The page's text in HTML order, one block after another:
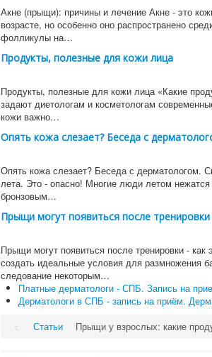
Акне (прыщи): причины и лечение Акне - это
возрасте, но особенно оно распространено
фолликулы на…
Продукты, полезные для кожи лица
Продукты, полезные для кожи лица «Какие
задают диетологам и косметологам
кожи важно…
Опять кожа слезает? Беседа с
Опять кожа слезает? Беседа с дерматологом.
лета. Это - опасно! Многие люди летом
бронзовым…
Прыщи могут появиться после
Прыщи могут появиться после тренировки - как
создать идеальные условия для
следование некоторым…
Платные дерматологи - СПБ. Запись на
Дерматологи в СПБ - запись на приём.
Статьи
Прыщи у взрослых: какие